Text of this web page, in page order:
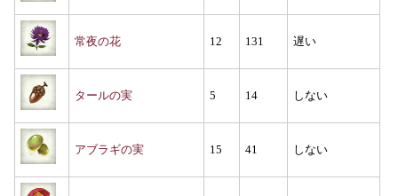
常夜の花 12 131 遅い
タールの実 5 14 しない
アブラギの実 15 41 しない